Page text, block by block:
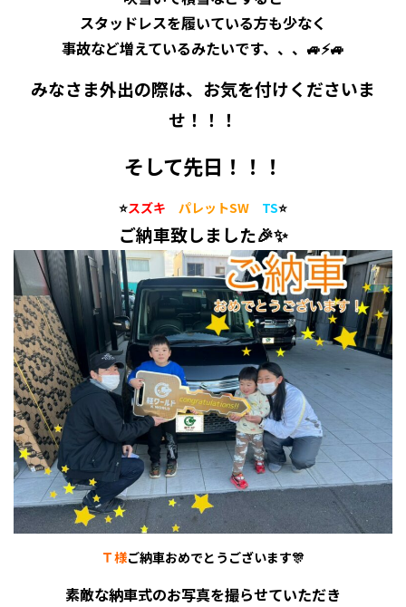
スタッドレスを履いている方も少なく
事故など増えているみたいです、、、🚙⚡🚙
みなさま外出の際は、お気を付けくださいま
せ！！！
そして先日！！！
⭐スズキ パレットSW TS⭐
ご納車致しました🎉✨
Ｔ様ご納車おめでとうございます🎊
素敵な納車式のお写真を撮らせていただき